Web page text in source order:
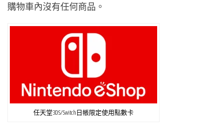
購物車內沒有任何商品。
任天堂3DS/Switch日帳限定使用點數卡